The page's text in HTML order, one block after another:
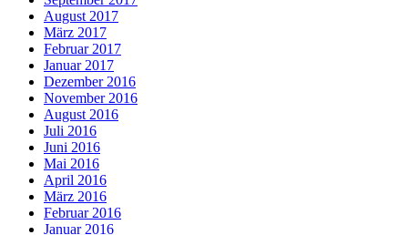
August 2017
März 2017
Februar 2017
Januar 2017
Dezember 2016
November 2016
August 2016
Juli 2016
Juni 2016
Mai 2016
April 2016
März 2016
Februar 2016
Januar 2016